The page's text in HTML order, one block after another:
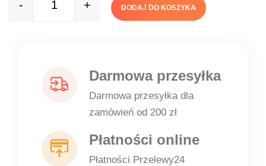
Quantity
- + DODAJ DO KOSZYKA
Darmowa przesyłka
Darmowa przesyłka dla
zamówień od 200 zł
Płatności online
Płatności Przelewy24